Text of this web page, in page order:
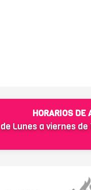
HORARIOS DE
de Lunes a viernes de